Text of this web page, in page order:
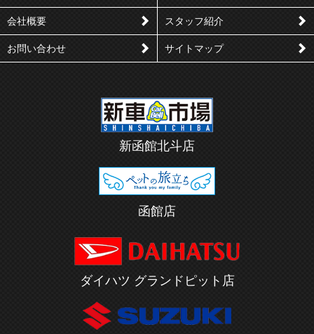
会社概要 スタッフ紹介
お問い合わせ サイトマップ
新函館北斗店
函館店
ダイハツ グランドピット店